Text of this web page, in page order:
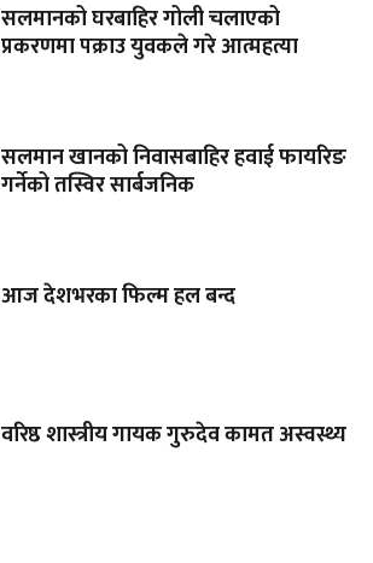
सलमानको घरबाहिर गोली चलाएको
प्रकरणमा पक्राउ युवकले गरे आत्महत्या
सलमान खानको निवासबाहिर हवाई फायरिङ
गर्नेको तस्विर सार्बजनिक
आज देशभरका फिल्म हल बन्द
वरिष्ठ शास्त्रीय गायक गुरुदेव कामत अस्वस्थ्य